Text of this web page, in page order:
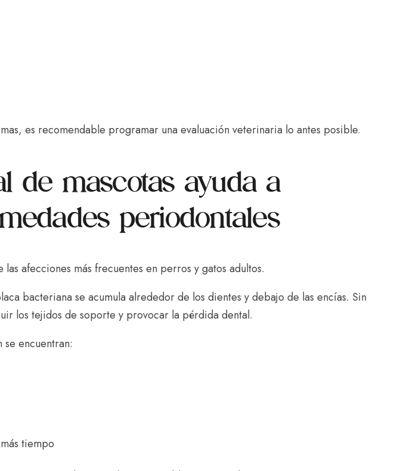
es recomendable programar una evaluación veterinaria lo antes posible.
de mascotas ayuda a
periodontales
afecciones más frecuentes en perros y gatos adultos.
bacteriana se acumula alrededor de los dientes y debajo de las encías. Sin
los tejidos de soporte y provocar la pérdida dental.
encuentran:
tiempo